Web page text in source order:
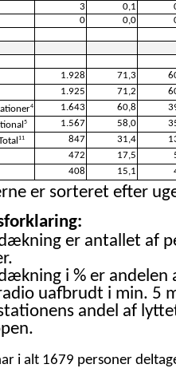
3 0,1
0 0,0
1.928 71,3
1.925 71,2
4 1.643 60,8
5 1.567 58,0
11 847 31,4
472 17,5
408 15,1
er sorteret efter
er antallet af
i % er
uafbrudt i min. 5
andel af
i alt 1679 personer